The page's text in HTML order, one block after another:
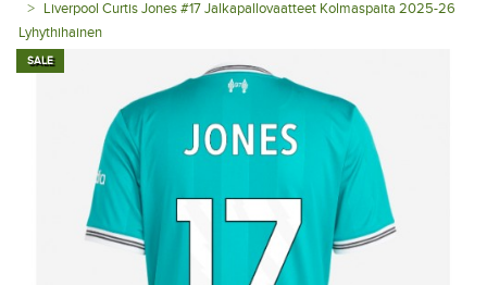
Liverpool Curtis Jones #17 Jalkapallovaatteet Kolmaspaita 2025-26
Lyhythihainen
SALE